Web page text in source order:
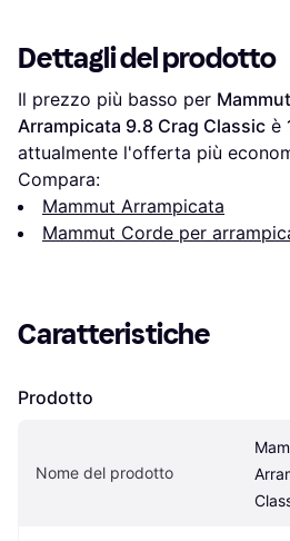
Dettagli del prodotto
Il prezzo più basso per
Arrampicata 9.8 Crag Classic è
attualmente l'offerta più
Compara:
Mammut Arrampicata
Mammut Corde per
Caratteristiche
Prodotto
Nome del prodotto